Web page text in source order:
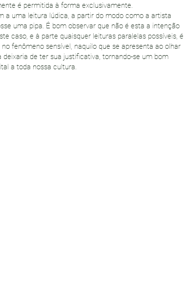
é permitida à forma exclusivamente.
a uma leitura lúdica, a partir do modo como a artista
uma pipa. É bom observar que não é esta a intenção
caso, e à parte quaisquer leituras paralelas possíveis, é
fenômeno sensível, naquilo que se apresenta ao olhar
de ter sua justificativa, tornando-se um bom
a toda nossa cultura.